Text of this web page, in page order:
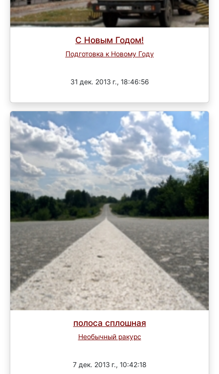
С Новым Годом!
Подготовка к Новому Году
31 дек. 2013 г., 18:46:56
полоса сплошная
Необычный ракурc
7 дек. 2013 г., 10:42:18